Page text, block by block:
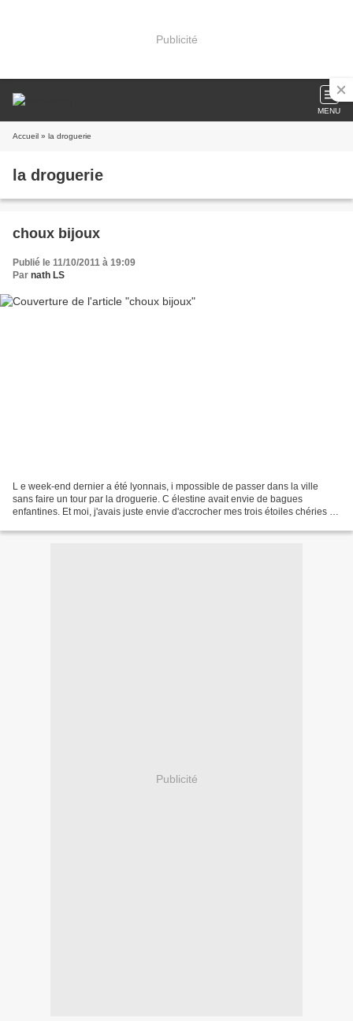
Publicité
MENU
Accueil » la droguerie
la droguerie
choux bijoux
Publié le 11/10/2011 à 19:09
Par nath LS
L e week-end dernier a été lyonnais, i mpossible de passer dans la ville
sans faire un tour par la droguerie. C élestine avait envie de bagues
enfantines. Et moi, j'avais juste envie d'accrocher mes trois étoiles chéries à
Publicité